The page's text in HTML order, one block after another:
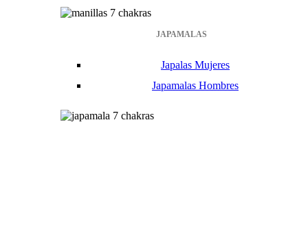
JAPAMALAS
Japalas Mujeres
Japamalas Hombres